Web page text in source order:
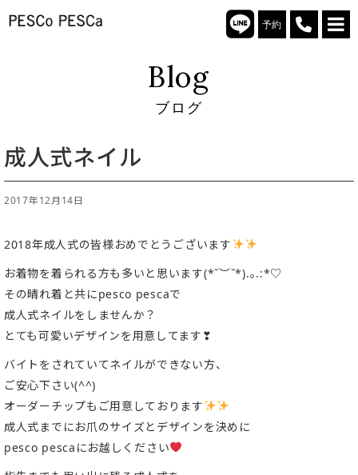
予約
Blog
ブログ
成人式ネイル
2017年12月14日
2018年成人式の皆様おめでとうございます
お着物を着られる方も多いと思います(*˘︶˘*).｡.:*♡
その晴れ着と共にpesco pescaで
成人式ネイルをしませんか？
とても可愛いデザインを用意してます❣
バイトをされていてネイルができない方、
ご安心下さい(^^)
オーダーチップもご用意しております
成人式までにお爪のサイズとデザインを決めに
pesco pescaにお越しください